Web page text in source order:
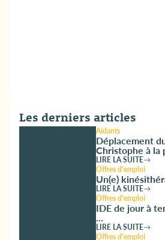
Les derniers articles
Aidants
Déplacement
Christophe à la
LIRE LA SUITE
Offres d'emploi
Un(e)
LIRE LA SUITE
Offres d'emploi
IDE de jour à
...
LIRE LA SUITE
Offres d'emploi